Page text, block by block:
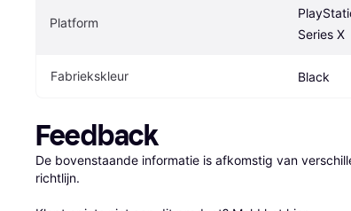
Platform
Series X
Fabriekskleur Black
Feedback
De bovenstaande informatie is afkomstig van
richtlijn.